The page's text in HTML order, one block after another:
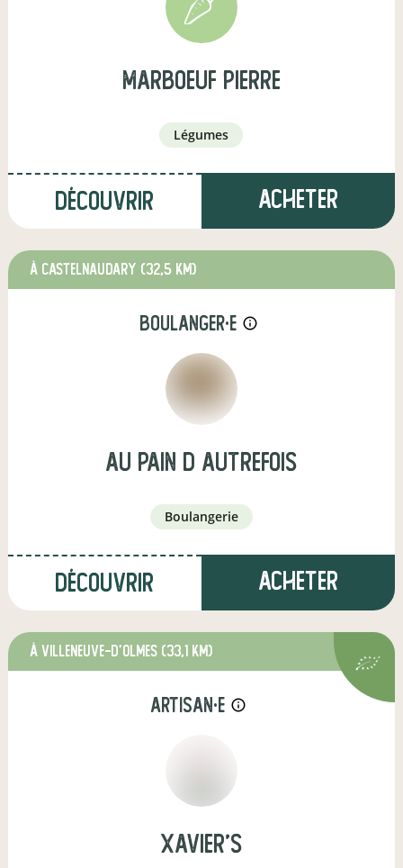
Marboeuf Pierre
légumes
Découvrir Acheter
à Castelnaudary (32,5 km)
boulanger·e info_outline
Au pain d autrefois
boulangerie
Découvrir Acheter
à Villeneuve-d'Olmes (33,1 km)
artisan·e info_outline
xavier's